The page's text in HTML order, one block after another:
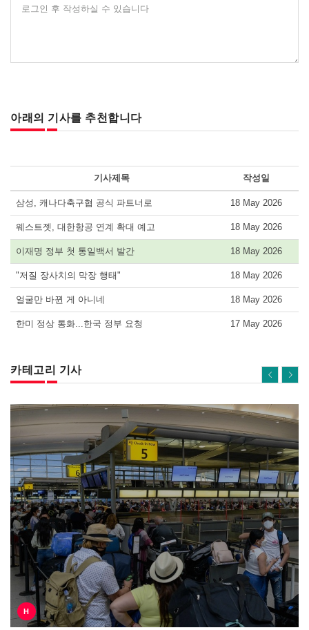
로그인 후 작성하실 수 있습니다
아래의 기사를 추천합니다
기사제목 작성일
삼성, 캐나다축구협 공식 파트너로 18 May 2026
웨스트젯, 대한항공 연계 확대 예고 18 May 2026
이재명 정부 첫 통일백서 발간 18 May 2026
"저질 장사치의 막장 행태" 18 May 2026
얼굴만 바뀐 게 아니네 18 May 2026
한미 정상 통화...한국 정부 요청 17 May 2026
카테고리 기사
H